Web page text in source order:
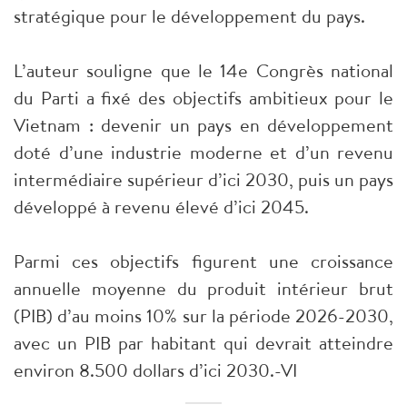
stratégique pour le développement du pays.
L’auteur souligne que le 14e Congrès national
du Parti a fixé des objectifs ambitieux pour le
Vietnam : devenir un pays en développement
doté d’une industrie moderne et d’un revenu
intermédiaire supérieur d’ici 2030, puis un pays
développé à revenu élevé d’ici 2045.
Parmi ces objectifs figurent une croissance
annuelle moyenne du produit intérieur brut
(PIB) d’au moins 10% sur la période 2026-2030,
avec un PIB par habitant qui devrait atteindre
environ 8.500 dollars d’ici 2030.-VI